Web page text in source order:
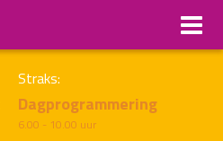
Straks:
Dagprogrammering
6.00 - 10.00 uur